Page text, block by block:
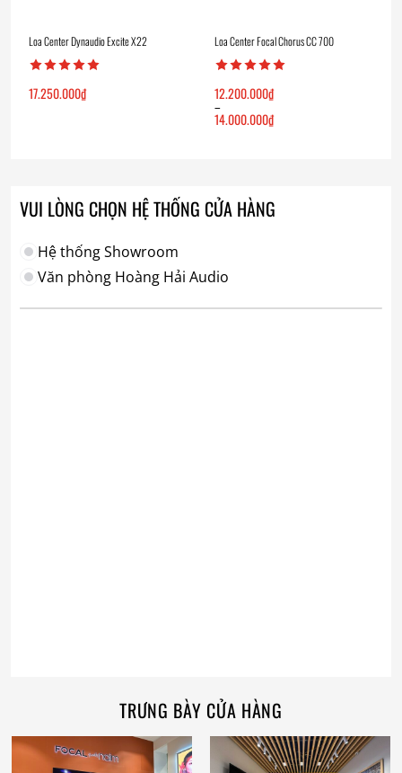
Loa Center Dynaudio Excite X22
17.250.000₫
Loa Center Focal Chorus CC 700
12.200.000₫
–
14.000.000₫
VUI LÒNG CHỌN HỆ THỐNG CỬA HÀNG
Hệ thống Showroom
Văn phòng Hoàng Hải Audio
TRƯNG BÀY CỬA HÀNG